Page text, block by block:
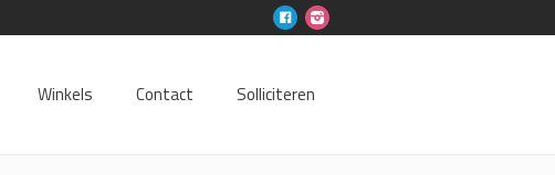
Winkels Contact Solliciteren